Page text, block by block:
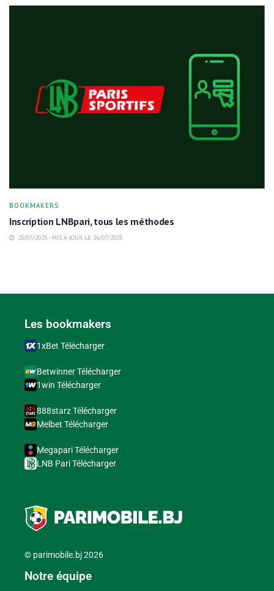
BOOKMAKERS
Inscription LNBpari, tous les méthodes
25/07/2025 - MIS À JOUR LE 26/07/2025
Les bookmakers
1xBet Télécharger
Betwinner Télécharger
1win Télécharger
888starz Télécharger
Melbet Télécharger
Megapari Télécharger
LNB Pari Télécharger
© parimobile.bj 2026
Notre équipe